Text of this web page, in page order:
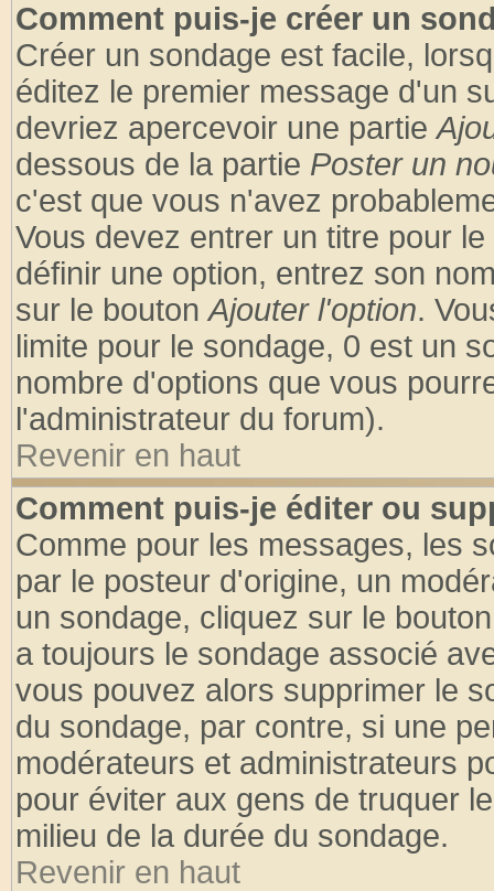
Comment puis-je créer un
Créer un sondage est facile,
éditez le premier message d'un
devriez apercevoir une partie
dessous de la partie Poster un
c'est que vous n'avez
Vous devez entrer un titre pour
définir une option, entrez son
sur le boutonAjouter l'option.
limite pour le sondage, 0 est un
nombre d'options que vous
l'administrateur du forum).
Revenir en haut
Comment puis-je éditer ou
Comme pour les messages, les
par le posteur d'origine, un
un sondage, cliquez sur le
a toujours le sondage associé
vous pouvez alors supprimer le
du sondage, par contre, si une
modérateurs et administrateurs
pour éviter aux gens de truquer
milieu de la durée du sondage.
Revenir en haut